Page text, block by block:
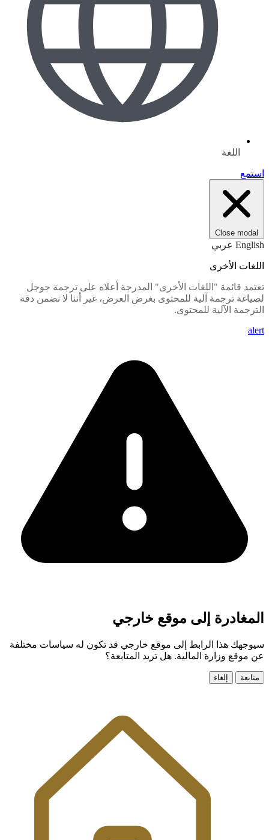
اللغة
استمع
Close modal
English عربي
اللغات الأخرى
تعتمد قائمة "اللغات الأخرى" المدرجة أعلاه على ترجمة جوجل
لصياغة ترجمة آلية للمحتوى بغرض العرض، غير أننا لا نضمن دقة
الترجمة الآلية للمحتوى.
alert
المغادرة إلى موقع خارجي
سيوجهك هذا الرابط إلى موقع خارجي قد تكون له سياسات مختلفة
عن موقع وزارة المالية. هل تريد المتابعة؟
متابعة إلغاء